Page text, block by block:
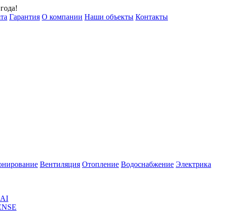
Гарантия О компании Наши объекты Контакты
Вентиляция Отопление Водоснабжение Электрика